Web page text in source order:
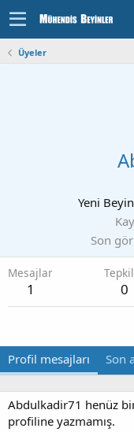
Üyeler
Yeni Beyin
Son
Mesajlar
1 0
Profil mesajları Son
Abdulkadir71 henüz
profiline yazmamış.